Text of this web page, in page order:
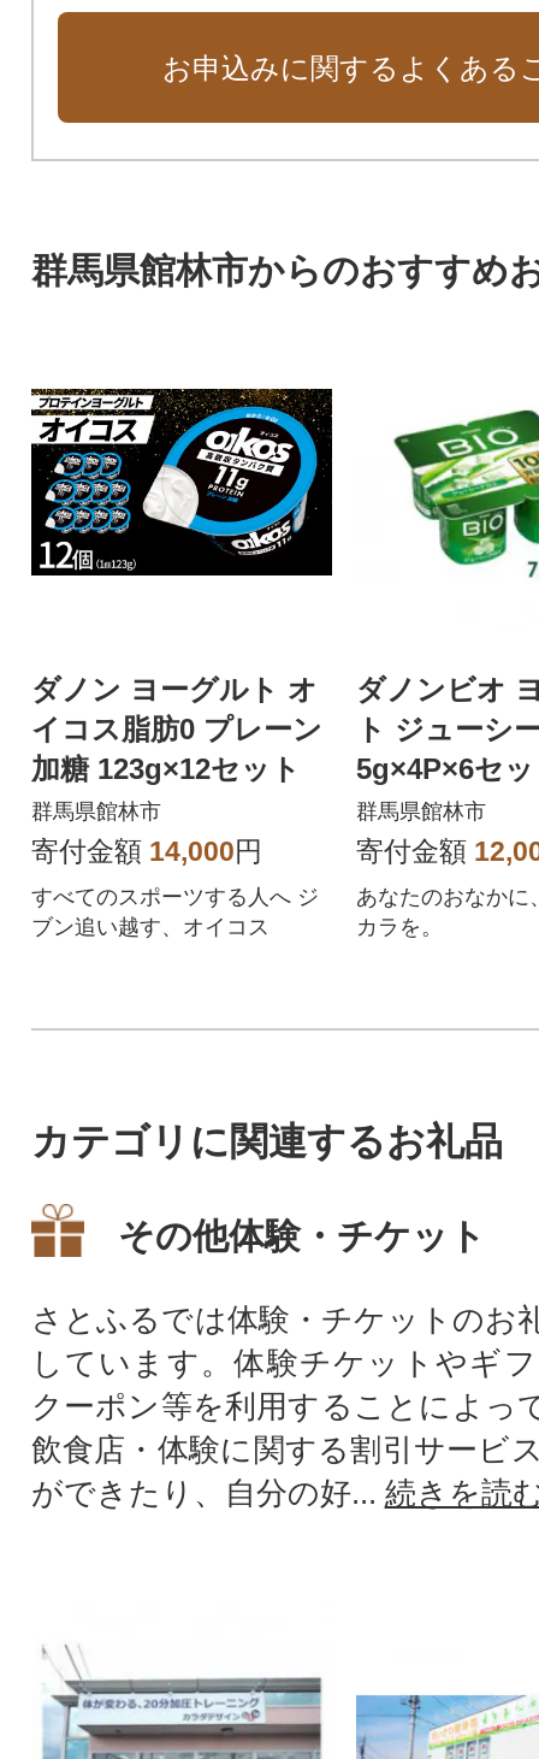
お申込みに関するよくある
群馬県館林市からのおすすめ
ダノン ヨーグルト オ
イコス脂肪0 プレーン
加糖 123g×12セット
群馬県館林市
寄付金額 14,000円
すべてのスポーツする人へ ジ
ブン追い越す、オイコス
ダノンビオ
ト ジューシ
5g×4P×6セ
群馬県館林市
寄付金額
あなたのおなかに
カラを。
カテゴリに関連するお礼品
その他体験・チケット
さとふるでは体験・チケットのお
しています。体験チケットやギ
クーポン等を利用することによっ
飲食店・体験に関する割引サービ
ができたり、自分の好... 続きを読